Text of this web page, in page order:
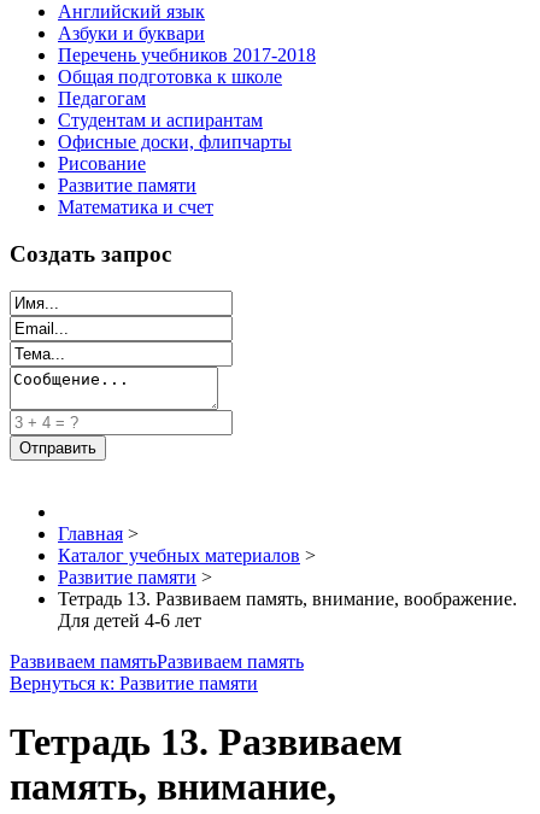
Английский язык
Азбуки и буквари
Перечень учебников 2017-2018
Общая подготовка к школе
Педагогам
Студентам и аспирантам
Офисные доски, флипчарты
Рисование
Развитие памяти
Математика и счет
Создать запрос
Главная >
Каталог учебных материалов >
Развитие памяти >
Тетрадь 13. Развиваем память, внимание, воображение.
Для детей 4-6 лет
Развиваем памятьРазвиваем память
Вернуться к: Развитие памяти
Тетрадь 13. Развиваем
память, внимание,